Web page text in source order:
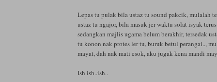
Lepas tu pulak bila ustaz tu sound pakcik, mulalah
ustaz tu ngajor, bila masuk jer waktu solat isyak
sedangkan majlis ugama belum berakhir, tersedak
tu konon nak protes ler tu, buruk betul perangai..,
mayat, dah nak mati esok, aku jugak kena mandi
Ish ish..ish..